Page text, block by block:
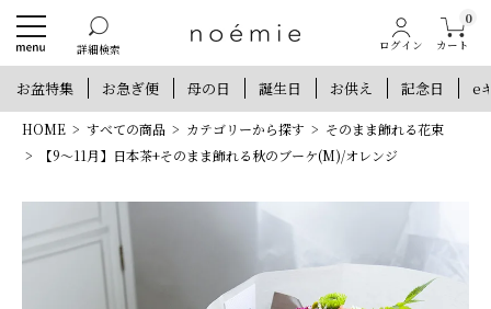
詳細検索 ログイン
0
カート
お盆特集 お急ぎ便 母の日 誕生日 お供え 記念日 e
HOME すべての商品 カテゴリーから探す
そのまま飾れる花束
【9～11月】日本茶+そのまま飾れる秋のブーケ(M)/オレンジ